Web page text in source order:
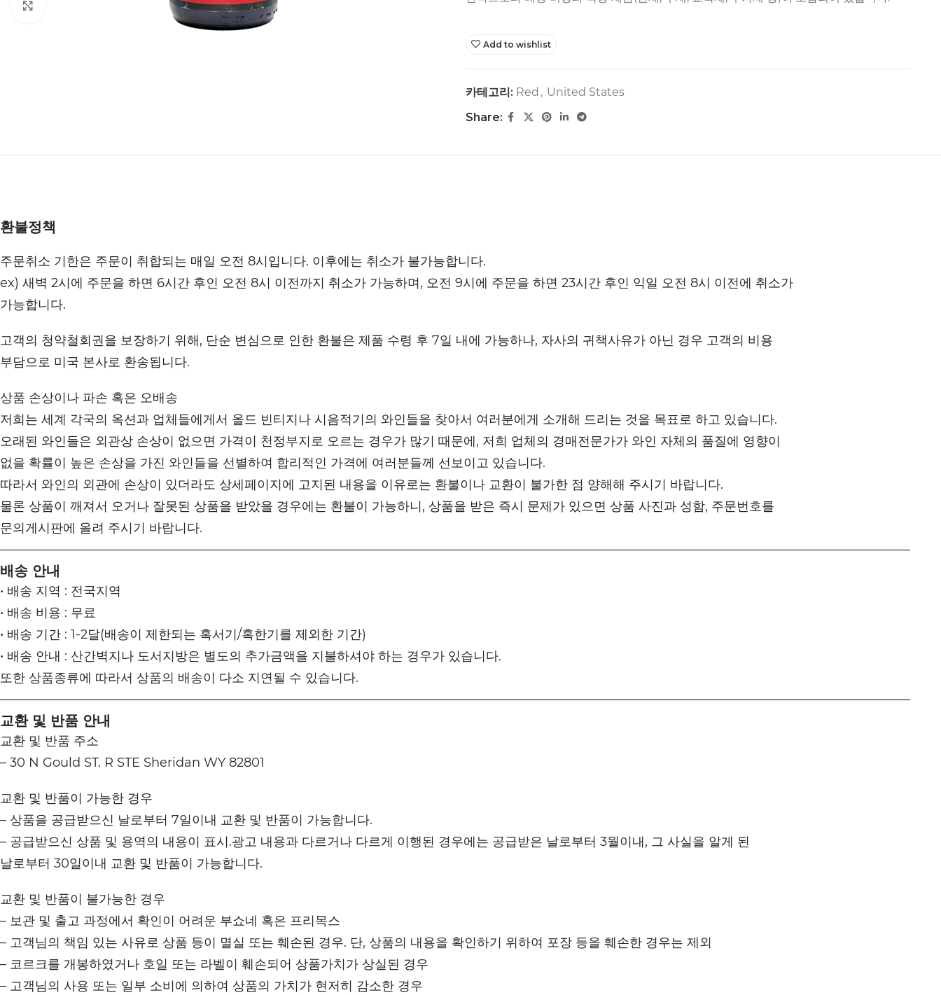
Add to wishlist
카테고리: Red , United States
Share:
환불정책
주문취소 기한은 주문이 취합되는 매일 오전 8시입니다. 이후에는 취소가 불가능합니다.
ex) 새벽 2시에 주문을 하면 6시간 후인 오전 8시 이전까지 취소가 가능하며, 오전 9시에 주문을 하면 23시간 후인 익일 오전 8시 이전에 취소가
가능합니다.
고객의 청약철회권을 보장하기 위해, 단순 변심으로 인한 환불은 제품 수령 후 7일 내에 가능하나, 자사의 귀책사유가 아닌 경우 고객의 비용
부담으로 미국 본사로 환송됩니다.
상품 손상이나 파손 혹은 오배송
저희는 세계 각국의 옥션과 업체들에게서 올드 빈티지나 시음적기의 와인들을 찾아서 여러분에게 소개해 드리는 것을 목표로 하고 있습니다.
오래된 와인들은 외관상 손상이 없으면 가격이 천정부지로 오르는 경우가 많기 때문에, 저희 업체의 경매전문가가 와인 자체의 품질에 영향이
없을 확률이 높은 손상을 가진 와인들을 선별하여 합리적인 가격에 여러분들께 선보이고 있습니다.
따라서 와인의 외관에 손상이 있더라도 상세페이지에 고지된 내용을 이유로는 환불이나 교환이 불가한 점 양해해 주시기 바랍니다.
물론 상품이 깨져서 오거나 잘못된 상품을 받았을 경우에는 환불이 가능하니, 상품을 받은 즉시 문제가 있으면 상품 사진과 성함, 주문번호를
문의게시판에 올려 주시기 바랍니다.
배송 안내
• 배송 지역 : 전국지역
• 배송 비용 : 무료
• 배송 기간 : 1-2달(배송이 제한되는 혹서기/혹한기를 제외한 기간)
• 배송 안내 : 산간벽지나 도서지방은 별도의 추가금액을 지불하셔야 하는 경우가 있습니다.
또한 상품종류에 따라서 상품의 배송이 다소 지연될 수 있습니다.
교환 및 반품 안내
교환 및 반품 주소
– 30 N Gould ST. R STE Sheridan WY 82801
교환 및 반품이 가능한 경우
– 상품을 공급받으신 날로부터 7일이내 교환 및 반품이 가능합니다.
– 공급받으신 상품 및 용역의 내용이 표시.광고 내용과 다르거나 다르게 이행된 경우에는 공급받은 날로부터 3월이내, 그 사실을 알게 된
날로부터 30일이내 교환 및 반품이 가능합니다.
교환 및 반품이 불가능한 경우
– 보관 및 출고 과정에서 확인이 어려운 부쇼네 혹은 프리목스
– 고객님의 책임 있는 사유로 상품 등이 멸실 또는 훼손된 경우. 단, 상품의 내용을 확인하기 위하여 포장 등을 훼손한 경우는 제외
– 코르크를 개봉하였거나 호일 또는 라벨이 훼손되어 상품가치가 상실된 경우
– 고객님의 사용 또는 일부 소비에 의하여 상품의 가치가 현저히 감소한 경우